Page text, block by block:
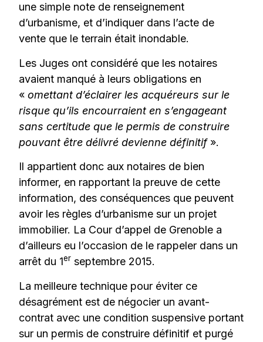
une simple note de renseignement
d’urbanisme, et d’indiquer dans l’acte de
vente que le terrain était inondable.
Les Juges ont considéré que les notaires
avaient manqué à leurs obligations en
«omettant d’éclairer les acquéreurs sur le
risque qu’ils encourraient en s’engageant
sans certitude que le permis de construire
pouvant être délivré devienne définitif».
Il appartient donc aux notaires de bien
informer, en rapportant la preuve de cette
information, des conséquences que peuvent
avoir les règles d’urbanisme sur un projet
immobilier. La Cour d’appel de Grenoble a
d’ailleurs eu l’occasion de le rappeler dans un
arrêt du 1er septembre 2015.
La meilleure technique pour éviter ce
désagrément est de négocier un avant-
contrat avec une condition suspensive portant
sur un permis de construire définitif et purgé